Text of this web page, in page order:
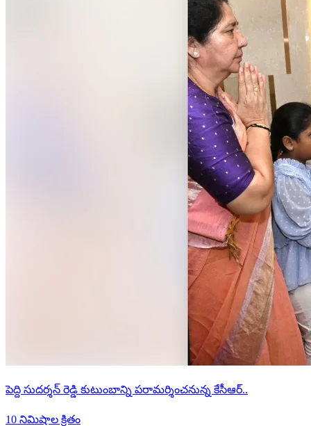
పెద్ది సుదర్శన్ రెడ్డి కుటుంబాన్ని పరామర్శించనున్న కేసీఆర్..
10 నిమిషాల క్రితం